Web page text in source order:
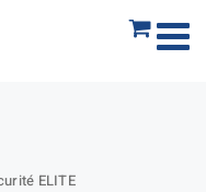
ELITE